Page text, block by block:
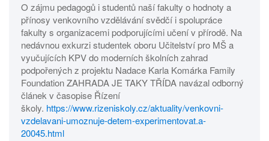
O zájmu pedagogů i studentů naší fakulty o hodnoty a
přínosy venkovního vzdělávání svědčí i spolupráce
fakulty s organizacemi podporujícími učení v přírodě. Na
nedávnou exkurzi studentek oboru Učitelství pro MŠ a
vyučujících KPV do moderních školních zahrad
podpořených z projektu Nadace Karla Komárka Family
Foundation ZAHRADA JE TAKY TŘÍDA navázal odborný
článek v časopise Řízení
školy. https://www.rizeniskoly.cz/aktuality/venkovni-
vzdelavani-umoznuje-detem-experimentovat.a-
20045.html